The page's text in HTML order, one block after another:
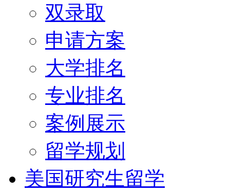
双录取
申请方案
大学排名
专业排名
案例展示
留学规划
美国研究生留学